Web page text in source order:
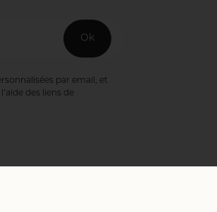
Ok
par email, et
des liens de